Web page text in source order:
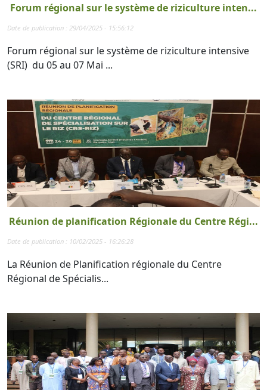
Forum régional sur le système de riziculture inten...
Date de publication : 29/04/2025 - 15:56:12
Forum régional sur le système de riziculture intensive
(SRI) du 05 au 07 Mai ...
Réunion de planification Régionale du Centre Régi...
Date de publication : 10/02/2025 - 16:26:28
La Réunion de Planification régionale du Centre
Régional de Spécialis...